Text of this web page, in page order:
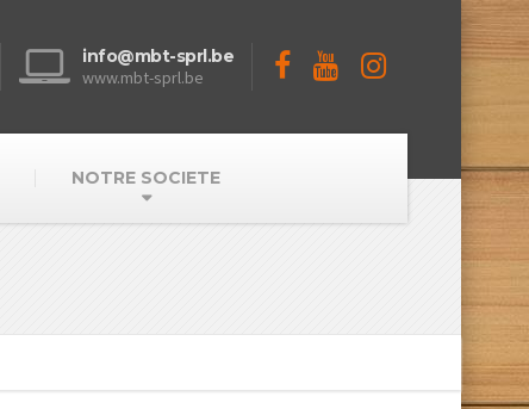
info@mbt-sprl.be
www.mbt-sprl.be
NOTRE SOCIETE